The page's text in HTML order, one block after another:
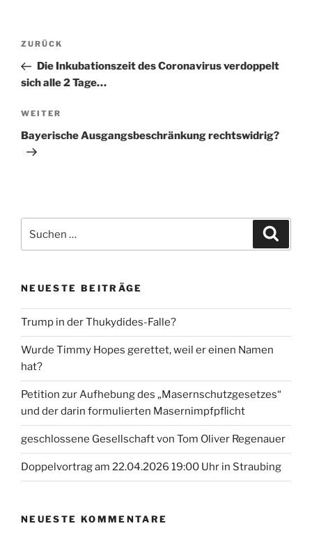
Beitragsnavigation
Vorheriger
Beitrag
ZURÜCK
Die Inkubationszeit des Coronavirus verdoppelt
sich alle 2 Tage…
Nächster
Beitrag
WEITER
Bayerische Ausgangsbeschränkung rechtswidrig?
nach:
NEUESTE BEITRÄGE
Trump in der Thukydides-Falle?
Wurde Timmy Hopes gerettet, weil er einen Namen
hat?
Petition zur Aufhebung des „Masernschutzgesetzes“
und der darin formulierten Masernimpfpflicht
geschlossene Gesellschaft von Tom Oliver Regenauer
Doppelvortrag am 22.04.2026 19:00 Uhr in Straubing
NEUESTE KOMMENTARE